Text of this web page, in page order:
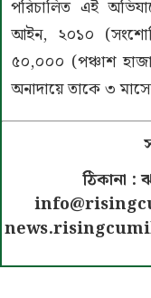
পরিচালিত এই
আইন, ২০১০
৫০,০০০ (পঞ্চাশ
অনাদায়ে তাকে ৩
ঠিকানা